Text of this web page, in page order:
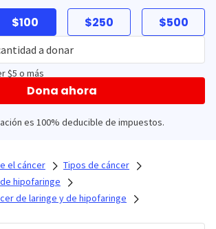
$100 $250 $500
$5 o más
Dona ahora
es 100% deducible de impuestos.
el cáncer
Tipos de cáncer
hipofaringe
de laringe y de hipofaringe